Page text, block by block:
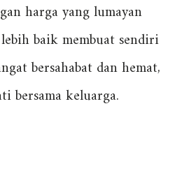
harga yang lumayan
baik membuat sendiri
bersahabat dan hemat,
bersama keluarga.